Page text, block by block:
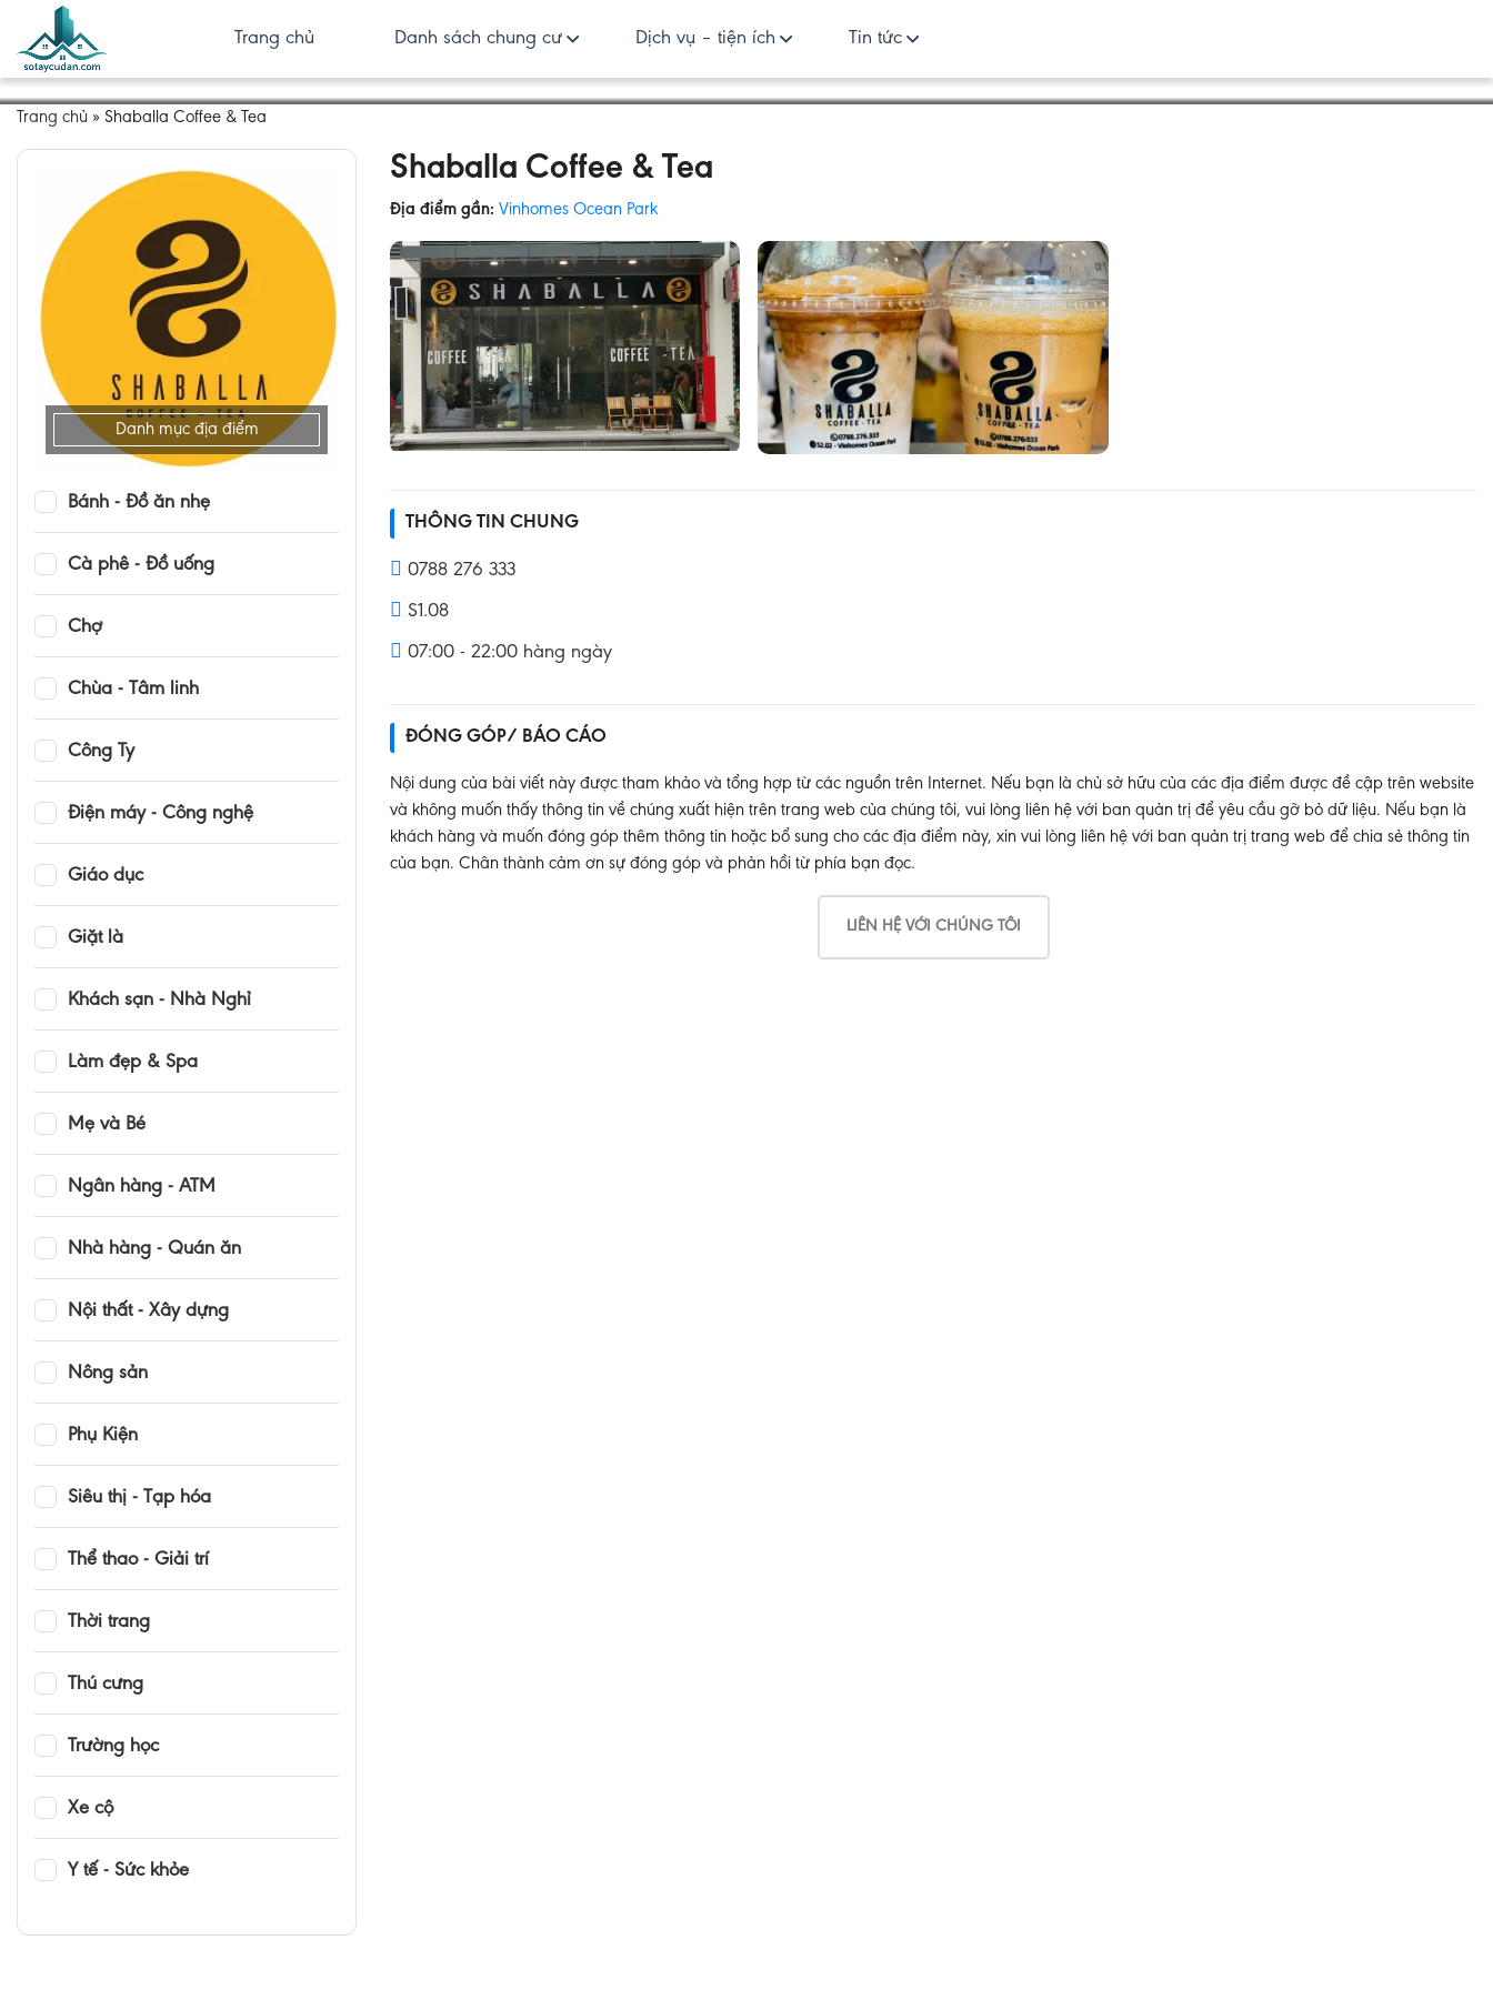
Trang chủ Danh sách chung cư Dịch vụ – tiện ích Tin tức
Trang chủ » Shaballa Coffee & Tea
Danh mục địa điểm
Bánh - Đồ ăn nhẹ
Cà phê - Đồ uống
Chợ
Chùa - Tâm linh
Công Ty
Điện máy - Công nghệ
Giáo dục
Giặt là
Khách sạn - Nhà Nghỉ
Làm đẹp & Spa
Mẹ và Bé
Ngân hàng - ATM
Nhà hàng - Quán ăn
Nội thất - Xây dựng
Nông sản
Phụ Kiện
Siêu thị - Tạp hóa
Thể thao - Giải trí
Thời trang
Thú cưng
Trường học
Xe cộ
Y tế - Sức khỏe
Shaballa Coffee & Tea
Địa điểm gần: Vinhomes Ocean Park
THÔNG TIN CHUNG
0788 276 333
S1.08
07:00 - 22:00 hàng ngày
ĐÓNG GÓP/ BÁO CÁO
Nội dung của bài viết này được tham khảo và tổng hợp từ các nguồn trên Internet. Nếu bạn là chủ sở hữu của các địa điểm được đề cập trên website
và không muốn thấy thông tin về chúng xuất hiện trên trang web của chúng tôi, vui lòng liên hệ với ban quản trị để yêu cầu gỡ bỏ dữ liệu. Nếu bạn là
khách hàng và muốn đóng góp thêm thông tin hoặc bổ sung cho các địa điểm này, xin vui lòng liên hệ với ban quản trị trang web để chia sẻ thông tin
của bạn. Chân thành cảm ơn sự đóng góp và phản hồi từ phía bạn đọc.
LIÊN HỆ VỚI CHÚNG TÔI